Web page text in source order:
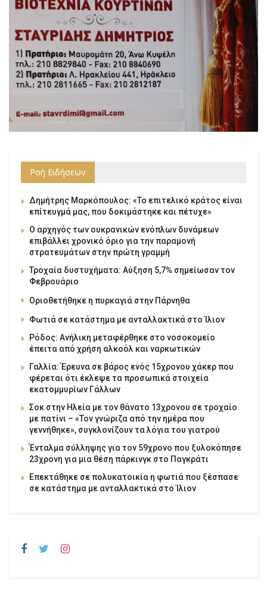
Ροή Ειδήσεων
Δημήτρης Μαρκόπουλος: «Το επιτελικό κράτος είναι
επίτευγμά μας, που δοκιμάστηκε και πέτυχε»
Ο αρχηγός των ουκρανικών ενόπλων δυνάμεων
επιβάλλει χρονικό όριο για την παραμονή
στρατευμάτων στην πρώτη γραμμή
Τροχαία δυστυχήματα: Αύξηση 5,7% σημείωσαν τον
Φεβρουάριο
Οριοθετήθηκε η πυρκαγιά στην Πάρνηθα
Φωτιά σε κατάστημα με ανταλλακτικά στο Ίλιον
Ρόδος: Ανήλικη μεταφέρθηκε στο νοσοκομείο
έπειτα από χρήση αλκοόλ και ναρκωτικών
Γαλλία: Έρευνα σε βάρος ενός 15χρονου χάκερ που
φέρεται ότι έκλεψε τα προσωπικά στοιχεία
εκατομμυρίων Γάλλων
Σοκ στην Ηλεία με τον θάνατο 13χρονου σε τροχαίο
με πατίνι – «Τον γνώριζα από την ημέρα που
γεννήθηκε», συγκλονίζουν τα λόγια του γιατρού
Ένταλμα σύλληψης για τον 59χρονο που ξυλοκόπησε
23χρονη για μια θέση πάρκινγκ στο Παγκράτι
Επεκτάθηκε σε πολυκατοικία η φωτιά που ξέσπασε
σε κατάστημα με ανταλλακτικά στο Ίλιον